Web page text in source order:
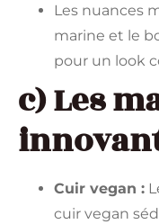
Les nuances
marine et le
pour un look
c) Les
Cuir vegan :
cuir vegan